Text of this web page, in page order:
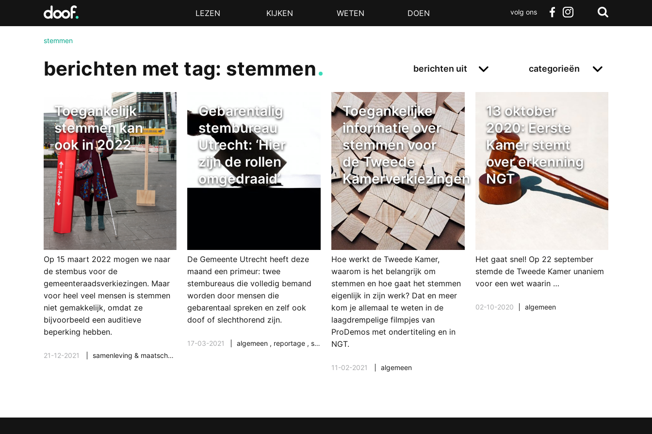
MenuLEZEN KIJKEN WETEN DOEN
volg ons
stemmen
berichten met tag: stemmen berichten uit categorieën
Toegankelijk
stemmen kan
ook in 2022
Op 15 maart 2022 mogen we naar
de stembus voor de
gemeenteraadsverkiezingen. Maar
voor heel veel mensen is stemmen
niet gemakkelijk, omdat ze
bijvoorbeeld een auditieve
beperking hebben.
21-12-2021 samenleving & maatschappij
Gebarentalig
stembureau
Utrecht: ‘Hier
zijn de rollen
omgedraaid’
De Gemeente Utrecht heeft deze
maand een primeur: twee
stembureaus die volledig bemand
worden door mensen die
gebarentaal spreken en zelf ook
doof of slechthorend zijn.
17-03-2021 algemeen , reportage , samenleving & maatschappij
Toegankelijke
informatie over
stemmen voor
de Tweede
Kamerverkiezingen
Hoe werkt de Tweede Kamer,
waarom is het belangrijk om
stemmen en hoe gaat het stemmen
eigenlijk in zijn werk? Dat en meer
kom je allemaal te weten in de
laagdrempelige filmpjes van
ProDemos met ondertiteling en in
NGT.
11-02-2021 algemeen
13 oktober
2020: Eerste
Kamer stemt
over erkenning
NGT
Het gaat snel! Op 22 september
stemde de Tweede Kamer unaniem
voor een wet waarin …
02-10-2020 algemeen
Doof.nl
Zoeken
Terug